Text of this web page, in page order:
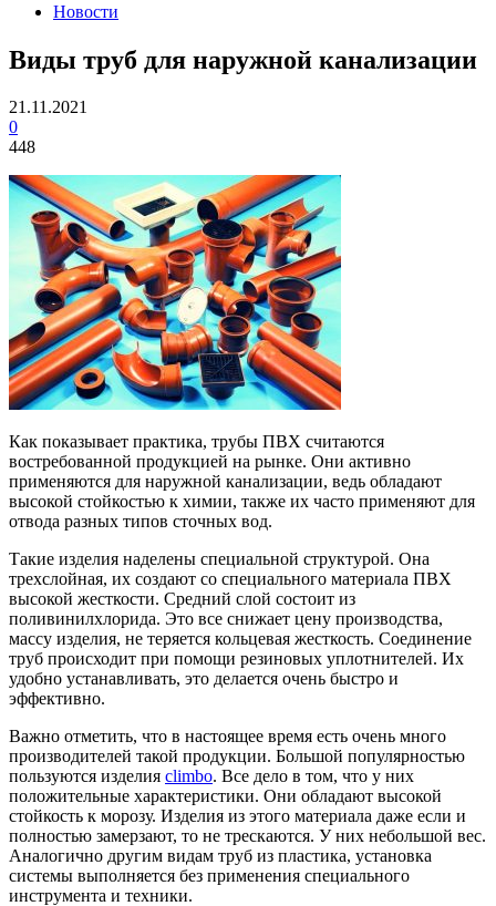
Новости
Виды труб для наружной канализации
21.11.2021
0
448
Как показывает практика, трубы ПВХ считаются
востребованной продукцией на рынке. Они активно
применяются для наружной канализации, ведь обладают
высокой стойкостью к химии, также их часто применяют для
отвода разных типов сточных вод.
Такие изделия наделены специальной структурой. Она
трехслойная, их создают со специального материала ПВХ
высокой жесткости. Средний слой состоит из
поливинилхлорида. Это все снижает цену производства,
массу изделия, не теряется кольцевая жесткость. Соединение
труб происходит при помощи резиновых уплотнителей. Их
удобно устанавливать, это делается очень быстро и
эффективно.
Важно отметить, что в настоящее время есть очень много
производителей такой продукции. Большой популярностью
пользуются изделия climbo. Все дело в том, что у них
положительные характеристики. Они обладают высокой
стойкость к морозу. Изделия из этого материала даже если и
полностью замерзают, то не трескаются. У них небольшой вес.
Аналогично другим видам труб из пластика, установка
системы выполняется без применения специального
инструмента и техники.